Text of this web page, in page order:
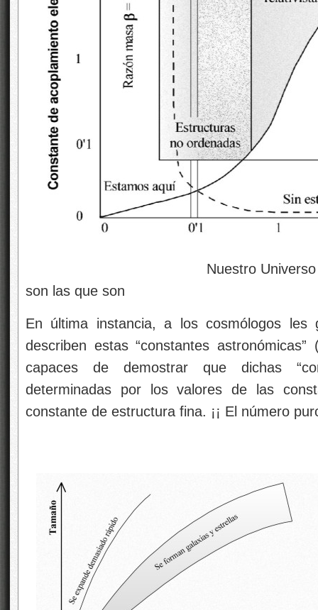
Nuestro Universo es como
son las que son
En última instancia, a los cosmólogos les
describen estas “constantes
capaces de demostrar que dichas
determinadas por los valores de las
constante de estructura fina. ¡¡ El número